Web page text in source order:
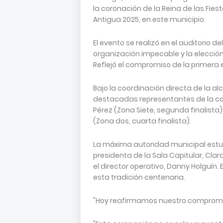
la coronación de la Reina de las
Antigua 2025, en este municipio.
El evento se realizó en el auditorio
organización impecable y la
Reflejó el compromiso de la
Bajo la coordinación directa de la
destacadas representantes de la
Pérez (Zona Siete, segunda
(Zona dos, cuarta finalista).
La máxima autoridad municipal
presidenta de la Sala Capitular,
el director operativo, Danny
esta tradición centenaria.
"Hoy reafirmamos nuestro